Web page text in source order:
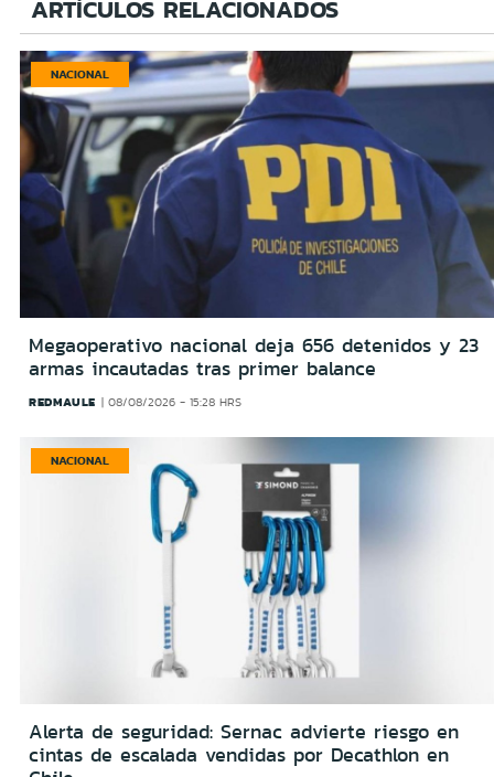
ARTÍCULOS RELACIONADOS
NACIONAL
Megaoperativo nacional deja 656 detenidos y 23
armas incautadas tras primer balance
REDMAULE 08/08/2026 - 15:28 HRS
NACIONAL
Alerta de seguridad: Sernac advierte riesgo en
cintas de escalada vendidas por Decathlon en